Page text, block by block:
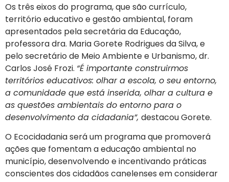
Os três eixos do programa, que são currículo,
território educativo e gestão ambiental, foram
apresentados pela secretária da Educação,
professora dra. Maria Gorete Rodrigues da Silva, e
pelo secretário de Meio Ambiente e Urbanismo, dr.
Carlos José Frozi. “É importante construirmos
territórios educativos: olhar a escola, o seu entorno,
a comunidade que está inserida, olhar a cultura e
as questões ambientais do entorno para o
desenvolvimento da cidadania”, destacou Gorete.
O Ecocidadania será um programa que promoverá
ações que fomentam a educação ambiental no
município, desenvolvendo e incentivando práticas
conscientes dos cidadãos canelenses em considerar